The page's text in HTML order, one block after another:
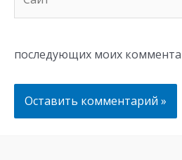
последующих моих